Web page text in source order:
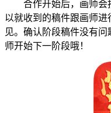
合作开始后，画师会
以就收到的稿件跟画师
见。确认阶段稿件没有
师开始下一阶段哦！